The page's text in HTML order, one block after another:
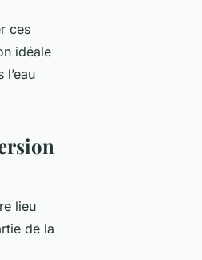
ces
idéale
lieu
de la